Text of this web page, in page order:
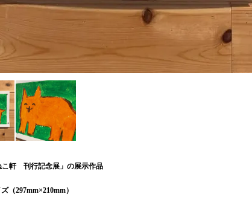
こ軒 刊行記念展」の展示作品
（297mm×210mm）